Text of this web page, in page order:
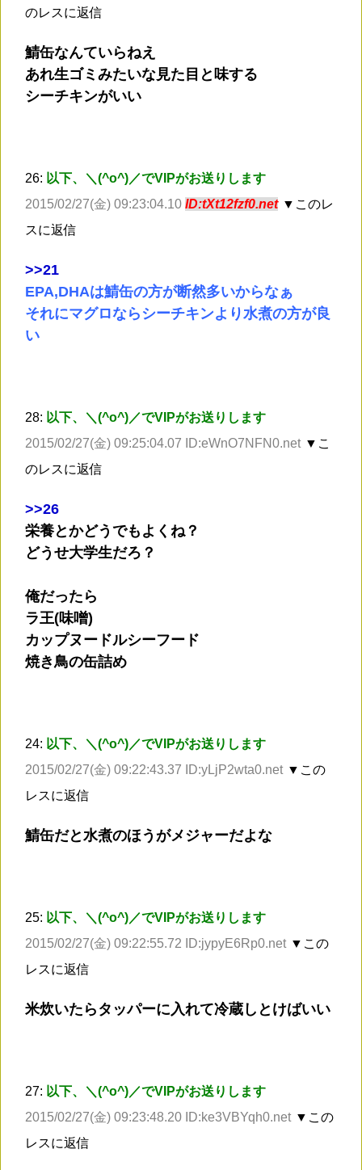
のレスに返信
鯖缶なんていらねえ
あれ生ゴミみたいな見た目と味する
シーチキンがいい
26: 以下、＼(^o^)／でVIPがお送りします
2015/02/27(金) 09:23:04.10 ID:tXt12fzf0.net ▼このレ
スに返信
>>21
EPA,DHAは鯖缶の方が断然多いからなぁ
それにマグロならシーチキンより水煮の方が良
い
28: 以下、＼(^o^)／でVIPがお送りします
2015/02/27(金) 09:25:04.07 ID:eWnO7NFN0.net ▼こ
のレスに返信
>>26
栄養とかどうでもよくね？
どうせ大学生だろ？
俺だったら
ラ王(味噌)
カップヌードルシーフード
焼き鳥の缶詰め
24: 以下、＼(^o^)／でVIPがお送りします
2015/02/27(金) 09:22:43.37 ID:yLjP2wta0.net ▼この
レスに返信
鯖缶だと水煮のほうがメジャーだよな
25: 以下、＼(^o^)／でVIPがお送りします
2015/02/27(金) 09:22:55.72 ID:jypyE6Rp0.net ▼この
レスに返信
米炊いたらタッパーに入れて冷蔵しとけばいい
27: 以下、＼(^o^)／でVIPがお送りします
2015/02/27(金) 09:23:48.20 ID:ke3VBYqh0.net ▼この
レスに返信